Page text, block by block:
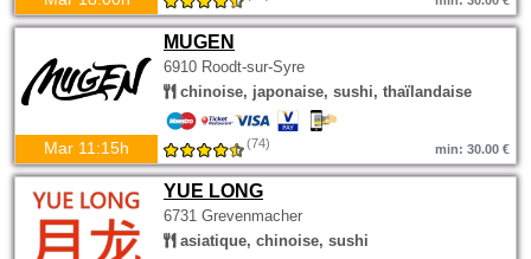
MUGEN
6910 Roodt-sur-Syre
chinoise, japonaise, sushi, thaïlandaise
Mar 11:15h (74) min: 30.00 €
YUE LONG
6731 Grevenmacher
asiatique, chinoise, sushi